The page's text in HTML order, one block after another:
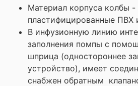
Материал корпуса колбы -
пластифицированные ПВХ
В инфузионную линию
заполнения помпы с
шприца (одностороннее
устройство), имеет
снабжен обратным